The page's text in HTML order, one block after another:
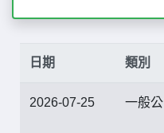
日期 類別
2026-07-25 一般